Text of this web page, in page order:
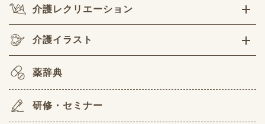
介護レクリエーション
介護イラスト
薬辞典
研修・セミナー